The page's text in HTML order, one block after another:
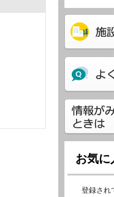
お気に
登録され